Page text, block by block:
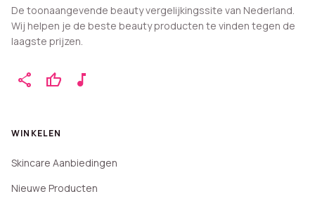
De toonaangevende beauty vergelijkingssite van Nederland.
Wij helpen je de beste beauty producten te vinden tegen de
laagste prijzen.
share thumb_up music_note
WINKELEN
Skincare Aanbiedingen
Nieuwe Producten